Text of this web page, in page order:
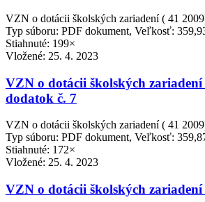
VZN o dotácii školských zariadení ( 41
Typ súboru: PDF dokument, Veľkosť:
Stiahnuté: 199×
Vložené: 25. 4. 2023
VZN o dotácii školských zariadení
dodatok č. 7
VZN o dotácii školských zariadení ( 41
Typ súboru: PDF dokument, Veľkosť:
Stiahnuté: 172×
Vložené: 25. 4. 2023
VZN o dotácii školských zariadení